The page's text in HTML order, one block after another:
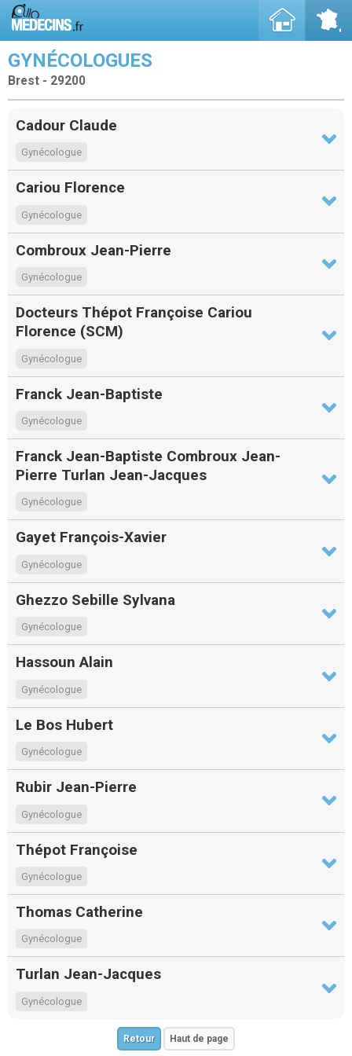
GYNÉCOLOGUES
Brest - 29200
Cadour Claude
Gynécologue
Cariou Florence
Gynécologue
Combroux Jean-Pierre
Gynécologue
Docteurs Thépot Françoise Cariou
Florence (SCM)
Gynécologue
Franck Jean-Baptiste
Gynécologue
Franck Jean-Baptiste Combroux Jean-
Pierre Turlan Jean-Jacques
Gynécologue
Gayet François-Xavier
Gynécologue
Ghezzo Sebille Sylvana
Gynécologue
Hassoun Alain
Gynécologue
Le Bos Hubert
Gynécologue
Rubir Jean-Pierre
Gynécologue
Thépot Françoise
Gynécologue
Thomas Catherine
Gynécologue
Turlan Jean-Jacques
Gynécologue
Retour Haut de page